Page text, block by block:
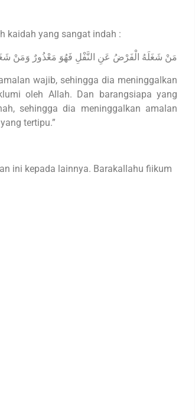
kaidah yang sangat indah :
مَنْ شَغَلَهُ الْفَرْضُ عَنِ النَّفْلِ فَهُوَ مَعْذُورٌ وَمَنْ
wajib, sehingga dia meninggalkan
oleh Allah. Dan barangsiapa yang
sehingga dia meninggalkan amalan
tertipu.”
ini kepada lainnya. Barakallahu fiikum